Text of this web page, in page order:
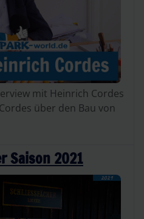
mit Heinrich Cordes
über den Bau von
Saison 2021